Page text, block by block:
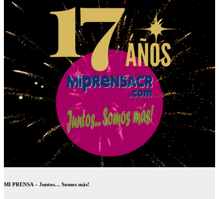
MI PRENSA – Juntos… Somos más!